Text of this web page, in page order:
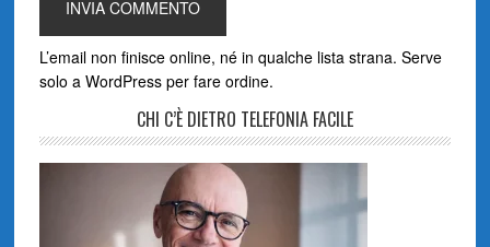
L’email non finisce online, né in qualche lista strana. Serve
solo a WordPress per fare ordine.
CHI C’È DIETRO TELEFONIA FACILE